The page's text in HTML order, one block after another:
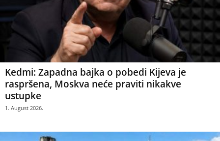
Kedmi: Zapadna bajka o pobedi Kijeva je
raspršena, Moskva neće praviti nikakve
ustupke
1. August 2026.